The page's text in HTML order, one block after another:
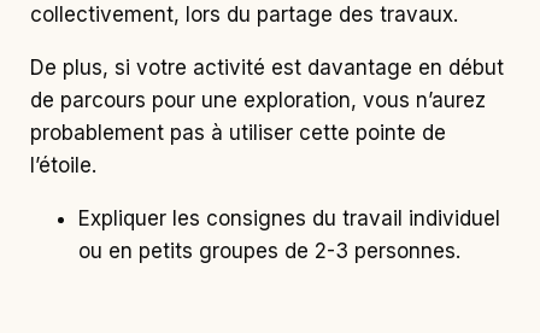
collectivement, lors du partage des travaux.
De plus, si votre activité est davantage en début
de parcours pour une exploration, vous n’aurez
probablement pas à utiliser cette pointe de
l’étoile.
Expliquer les consignes du travail individuel
ou en petits groupes de 2-3 personnes.